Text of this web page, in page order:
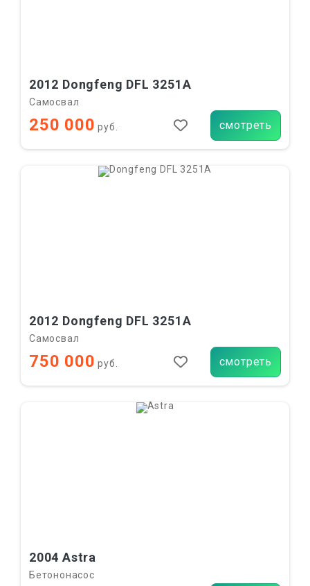
2012 Dongfeng DFL 3251A
Самосвал
250 000 руб. смотреть
2012 Dongfeng DFL 3251A
Самосвал
750 000 руб. смотреть
2004 Astra
Бетононасос